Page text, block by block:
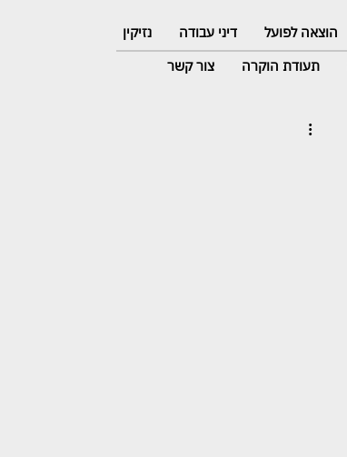
הוצאה לפועל דיני עבודה
נזיקין
תעודת הוקרה צור קשר